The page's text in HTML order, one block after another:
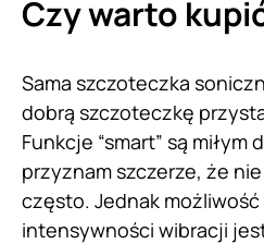
Czy warto
Sama szczoteczka
dobrą szczoteczkę
Funkcje “smart” są
przyznam szczerze, że
często. Jednak
intensywności wibracji